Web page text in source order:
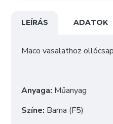
LEÍRÁS ADATOK
Maco vasalathoz
Anyaga: Műanyag
Színe: Barna (F5)